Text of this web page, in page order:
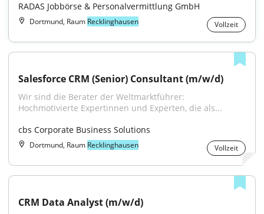
RADAS Jobbörse & Personalvermittlung GmbH
Dortmund, Raum Recklinghausen Vollzeit
Salesforce CRM (Senior) Consultant (m/w/d)
Wir sind die Berater der Weltmarktführer:
Hochmotivierte Expertinnen und Experten, die als...
cbs Corporate Business Solutions
Dortmund, Raum Recklinghausen Vollzeit
CRM Data Analyst (m/w/d)